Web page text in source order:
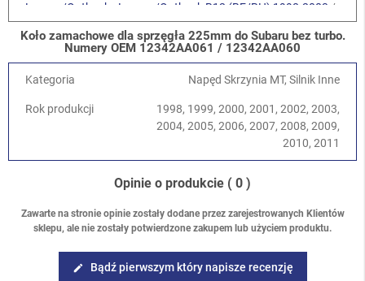
Legacy/Outback
Legacy/Outback B12 (BE/BH) 1998-2003 /
2.5 SOHC EJ251
Legacy/Outback-Baja 2002-2006/2.5 SOHC EJ251/253
Legacy/Outback
2.0 SOHC EJ202
2.5 SOHC EJ253
Legacy/Outback B13 (BL/BP) 2003-2009/
Forester-Forester S11 (SG) 2002-2008/2.0 EJ201 SOHC
Forester S11 (SG) 2002-2008 / 2.0 EJ204 DOHC
/
2.5 SOHC EJ25
Forester-Forester S12 (SH) 2008-2013/2.0 DOHC EJ204
Forester-Forester S12 (SH) 2008-2013/2.5 SOHC EJ25
Koło zamachowe dla sprzęgła 225mm do Subaru bez turbo.
Numery OEM 12342AA061 / 12342AA060
Kategoria Napęd Skrzynia MT, Silnik Inne
Rok produkcji
1998, 1999, 2000, 2001, 2002, 2003,
2004, 2005, 2006, 2007, 2008, 2009,
2010, 2011
Opinie o produkcie ( 0 )
Zawarte na stronie opinie zostały dodane przez zarejestrowanych Klientów
sklepu, ale nie zostały potwierdzone zakupem lub użyciem produktu.
edit Bądź pierwszym który napisze recenzję